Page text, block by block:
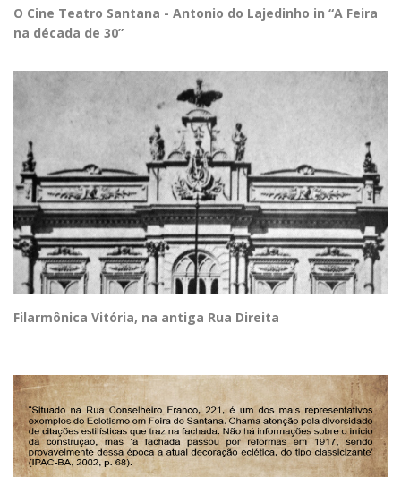
O Cine Teatro Santana - Antonio do Lajedinho in “A Feira
na década de 30”
Filarmônica Vitória, na antiga Rua Direita